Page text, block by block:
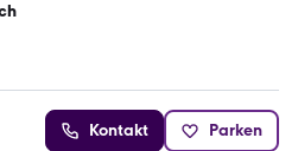
Kontakt Parken